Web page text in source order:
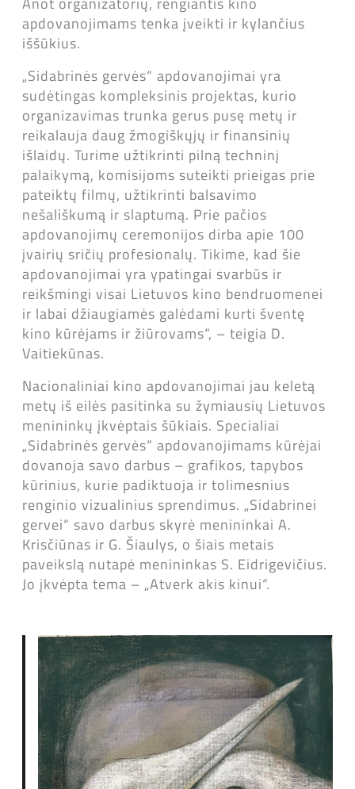
apdovanojimams tenka įveikti ir kylančius
iššūkius.
„Sidabrinės gervės“ apdovanojimai yra
sudėtingas kompleksinis projektas, kurio
organizavimas trunka gerus pusę metų ir
reikalauja daug žmogiškųjų ir finansinių
išlaidų. Turime užtikrinti pilną techninį
palaikymą, komisijoms suteikti prieigas prie
pateiktų filmų, užtikrinti balsavimo
nešališkumą ir slaptumą. Prie pačios
apdovanojimų ceremonijos dirba apie 100
įvairių sričių profesionalų. Tikime, kad šie
apdovanojimai yra ypatingai svarbūs ir
reikšmingi visai Lietuvos kino bendruomenei
ir labai džiaugiamės galėdami kurti šventę
kino kūrėjams ir žiūrovams“, – teigia D.
Vaitiekūnas.
Nacionaliniai kino apdovanojimai jau keletą
metų iš eilės pasitinka su žymiausių Lietuvos
menininkų įkvėptais šūkiais. Specialiai
„Sidabrinės gervės“ apdovanojimams kūrėjai
dovanoja savo darbus – grafikos, tapybos
kūrinius, kurie padiktuoja ir tolimesnius
renginio vizualinius sprendimus. „Sidabrinei
gervei“ savo darbus skyrė menininkai A.
Krisčiūnas ir G. Šiaulys, o šiais metais
paveikslą nutapė menininkas S. Eidrigevičius.
Jo įkvėpta tema – „Atverk akis kinui“.